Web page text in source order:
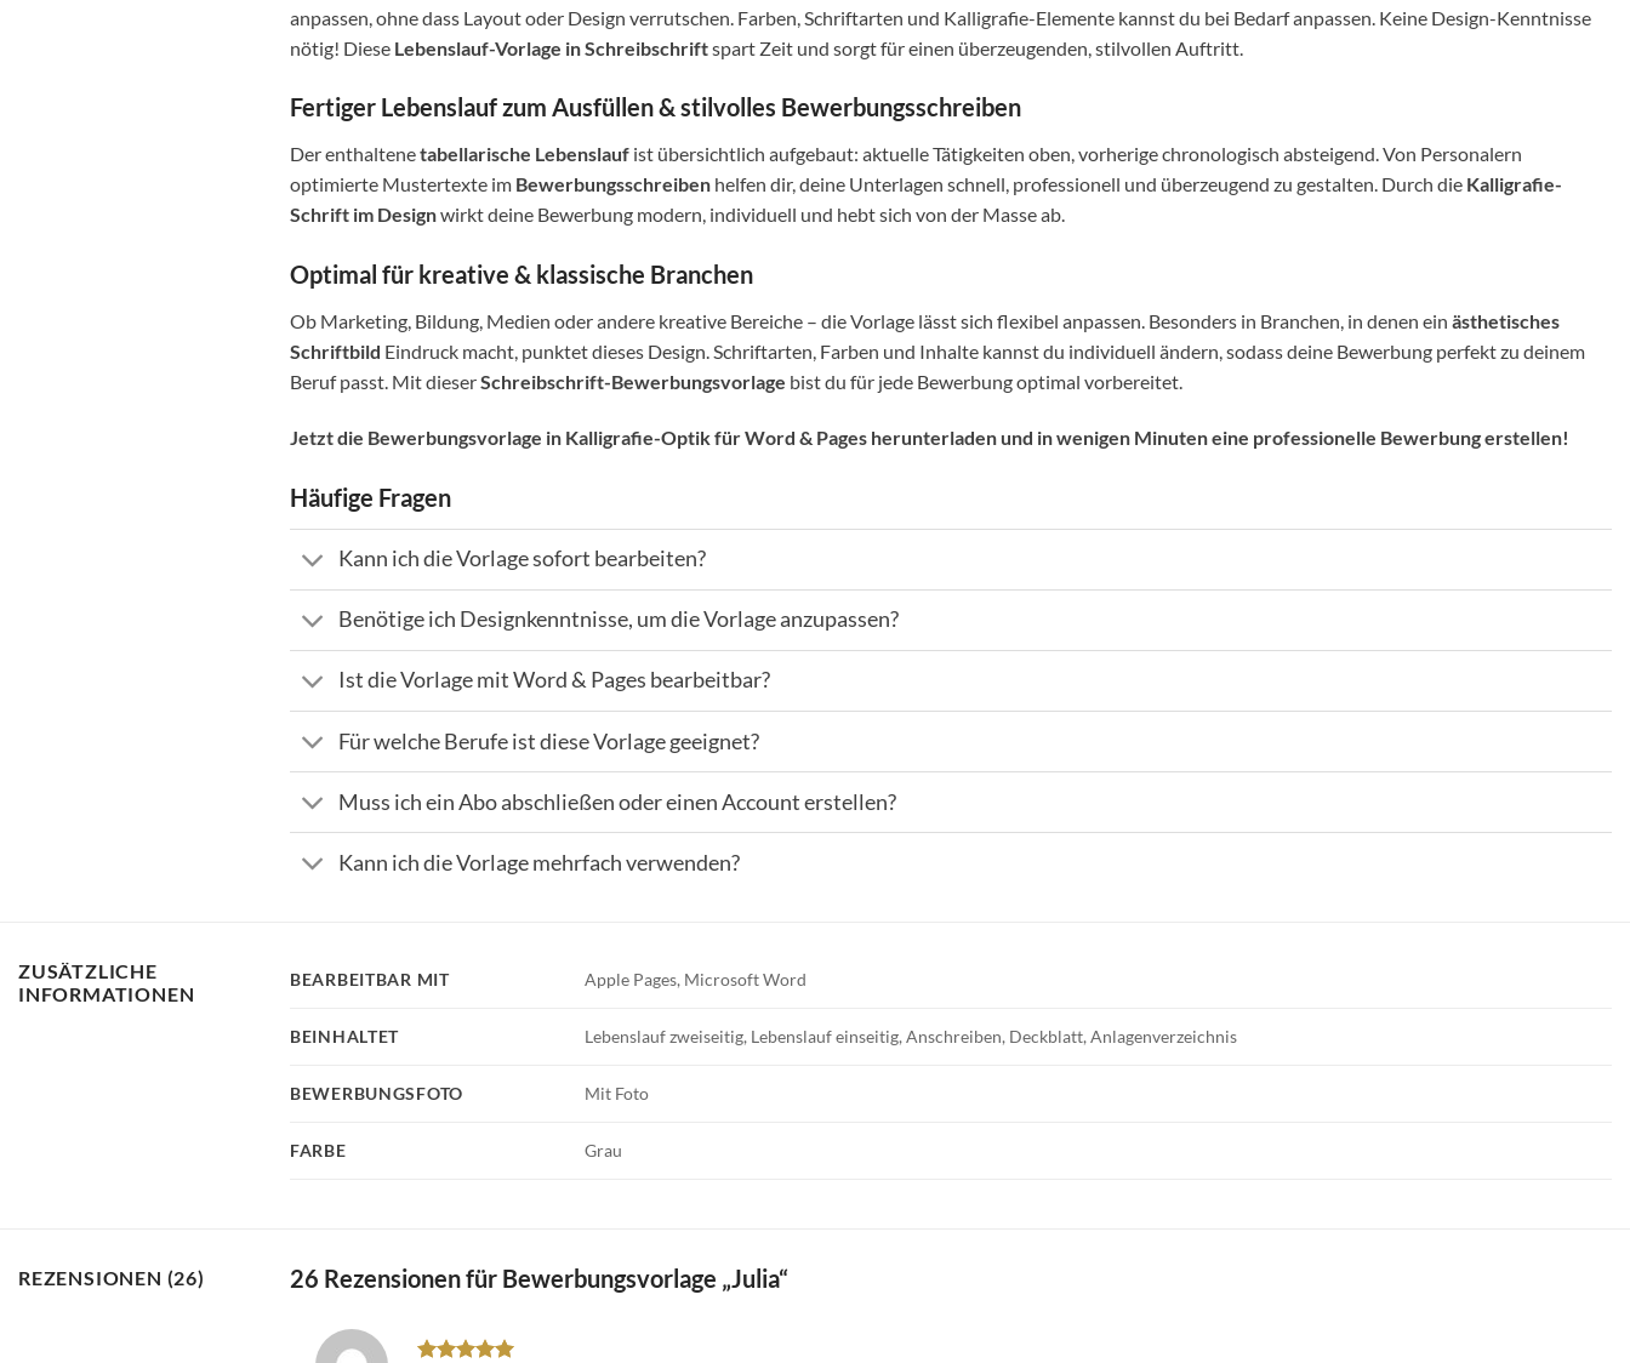
anpassen, ohne dass Layout oder Design verrutschen. Farben, Schriftarten und Kalligrafie-Elemente kannst du bei Bedarf anpassen. Keine Design-Kenntnisse
nötig! Diese Lebenslauf-Vorlage in Schreibschriftspart Zeit und sorgt für einen überzeugenden, stilvollen Auftritt.
Fertiger Lebenslauf zum Ausfüllen & stilvolles Bewerbungsschreiben
Der enthaltenetabellarische Lebenslauf ist übersichtlich aufgebaut: aktuelle Tätigkeiten oben, vorherige chronologisch absteigend. Von Personalern
optimierte Mustertexte im Bewerbungsschreiben helfen dir, deine Unterlagen schnell, professionell und überzeugend zu gestalten. Durch die Kalligrafie-
Schrift im Designwirkt deine Bewerbung modern, individuell und hebt sich von der Masse ab.
Optimal für kreative & klassische Branchen
Ob Marketing, Bildung, Medien oder andere kreative Bereiche – die Vorlage lässt sich flexibel anpassen. Besonders in Branchen, in denen ein ästhetisches
Schriftbild Eindruck macht, punktet dieses Design. Schriftarten, Farben und Inhalte kannst du individuell ändern, sodass deine Bewerbung perfekt zu deinem
Beruf passt. Mit dieserSchreibschrift-Bewerbungsvorlage bist du für jede Bewerbung optimal vorbereitet.
Jetzt die Bewerbungsvorlage in Kalligrafie-Optik für Word & Pages herunterladen und in wenigen Minuten eine professionelle Bewerbung erstellen!
Häufige Fragen
Kann ich die Vorlage sofort bearbeiten?
Benötige ich Designkenntnisse, um die Vorlage anzupassen?
Ist die Vorlage mit Word & Pages bearbeitbar?
Für welche Berufe ist diese Vorlage geeignet?
Muss ich ein Abo abschließen oder einen Account erstellen?
Kann ich die Vorlage mehrfach verwenden?
ZUSÄTZLICHE
INFORMATIONEN
BEARBEITBAR MIT Apple Pages, Microsoft Word
BEINHALTET Lebenslauf zweiseitig, Lebenslauf einseitig, Anschreiben, Deckblatt, Anlagenverzeichnis
BEWERBUNGSFOTO Mit Foto
FARBE Grau
REZENSIONEN (26) 26 Rezensionen für Bewerbungsvorlage „Julia“